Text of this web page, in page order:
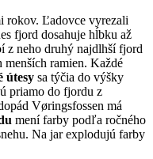
rokov. Ľadovce vyrezali
fjord dosahuje hĺbku až
z neho druhý najdlhší fjord
ramien. Každé
útesy sa týčia do výšky
priamo do fjordu z
Vøringsfossen má
mení farby podľa ročného
Na jar explodujú farby